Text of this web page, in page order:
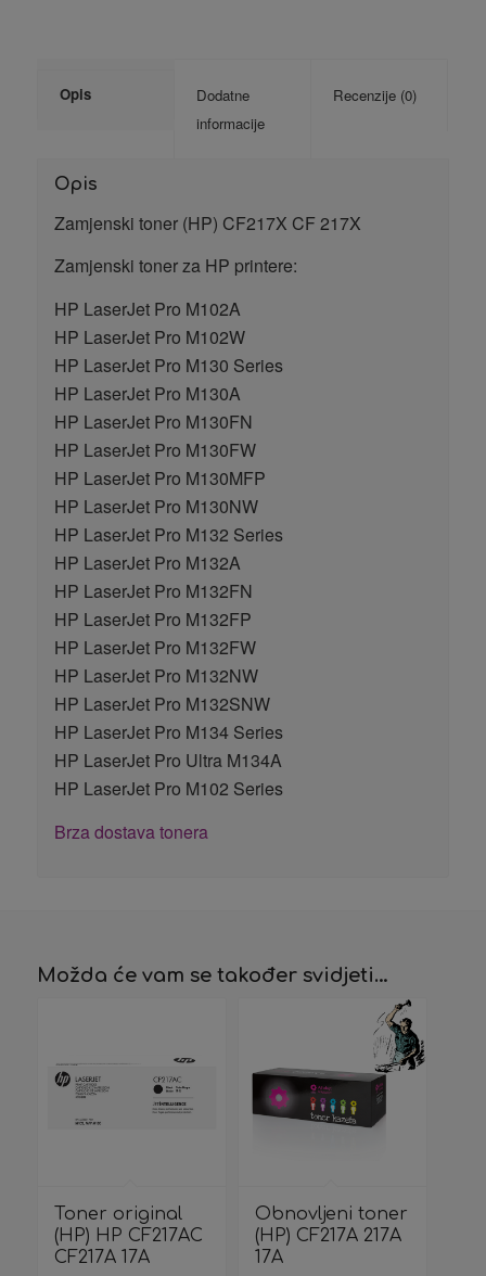
Opis
Dodatne
informacije
Recenzije (0)
Opis
Zamjenski toner (HP) CF217X CF 217X
Zamjenski toner za HP printere:
HP LaserJet Pro M102A
HP LaserJet Pro M102W
HP LaserJet Pro M130 Series
HP LaserJet Pro M130A
HP LaserJet Pro M130FN
HP LaserJet Pro M130FW
HP LaserJet Pro M130MFP
HP LaserJet Pro M130NW
HP LaserJet Pro M132 Series
HP LaserJet Pro M132A
HP LaserJet Pro M132FN
HP LaserJet Pro M132FP
HP LaserJet Pro M132FW
HP LaserJet Pro M132NW
HP LaserJet Pro M132SNW
HP LaserJet Pro M134 Series
HP LaserJet Pro Ultra M134A
HP LaserJet Pro M102 Series
Brza dostava tonera
Možda će vam se također svidjeti…
Toner original
(HP) HP CF217AC
CF217A 17A
Obnovljeni toner
(HP) CF217A 217A
17A